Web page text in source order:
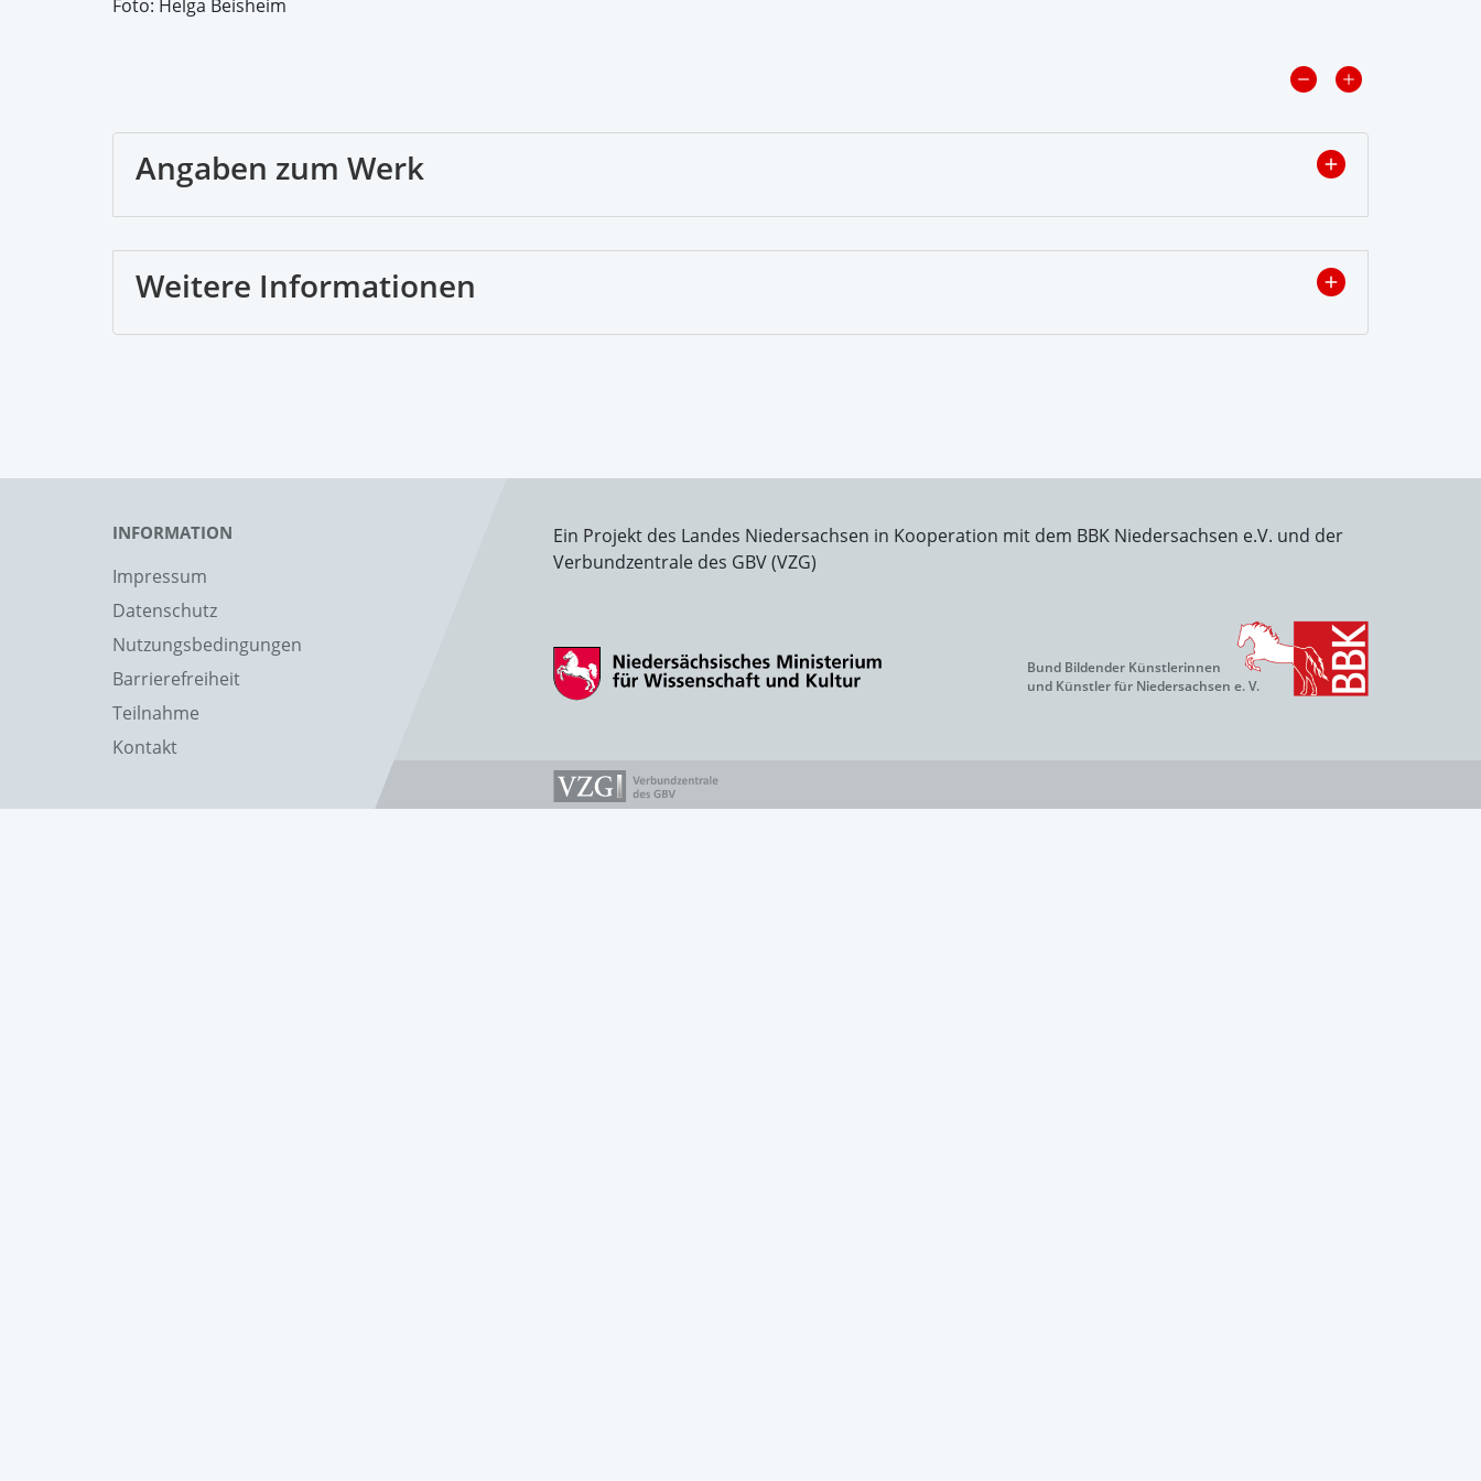
Foto: Helga Beisheim
Angaben zum Werk
Weitere Informationen
INFORMATION
Impressum
Datenschutz
Nutzungsbedingungen
Barrierefreiheit
Teilnahme
Kontakt
Ein Projekt des Landes Niedersachsen in Kooperation mit dem BBK Niedersachsen e.V. und der
Verbundzentrale des GBV (VZG)
Bund Bildender Künstlerinnen
und Künstler für Niedersachsen e. V.